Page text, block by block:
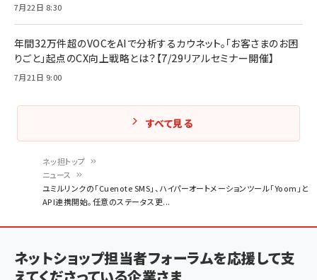
く
ず
ネッ担トップ
ニュース
ユミルリンクの「Cuenote SMS」、ハイパーオートメーションツール「Yoom」と
API連携開始。任意のステータス更...
7月22日 8:30
年間32万件超のVOCをAIで分析するカウネット。「お客さまのお困
りごと」起点のCX向上戦略とは？【7/29リアルセミナー開催】
7月21日 9:00
すべて見る
ネットショップ担当者フォーラムを応援して支
えてくださっている企業さま